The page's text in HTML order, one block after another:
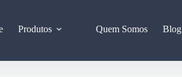
Produtos Quem Somos Blog